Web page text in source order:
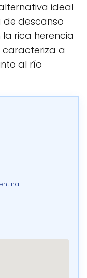
ideal
descanso
rica herencia
a
al río